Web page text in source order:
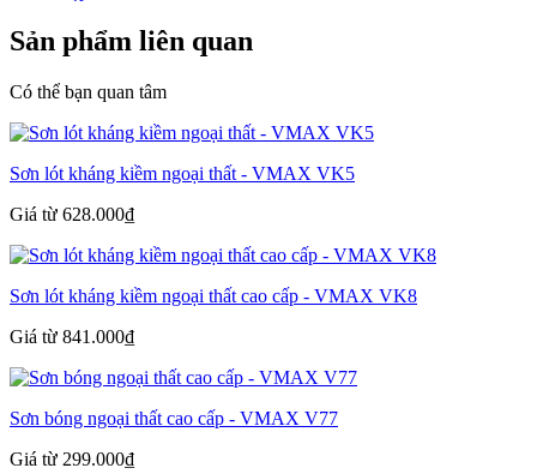
Sản phẩm liên quan
Có thể bạn quan tâm
Sơn lót kháng kiềm ngoại thất - VMAX VK5
Giá từ 628.000₫
Sơn lót kháng kiềm ngoại thất cao cấp - VMAX VK8
Giá từ 841.000₫
Sơn bóng ngoại thất cao cấp - VMAX V77
Giá từ 299.000₫